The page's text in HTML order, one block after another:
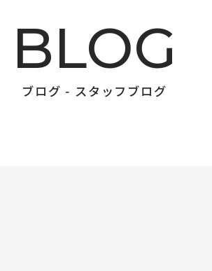
BLOG
ブログ - スタッフブログ